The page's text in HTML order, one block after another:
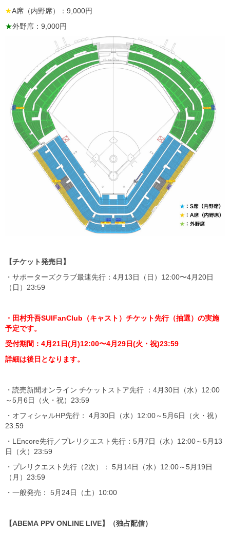
★A席（内野席）：9,000円
★外野席：9,000円
【チケット発売日】
・サポーターズクラブ最速先行：4月13日（日）12:00〜4月20日
（日）23:59
・田村升吾SUIFanClub（キャスト）チケット先行（抽選）の実施
予定です。
受付期間：4月21日(月)12:00〜4月29日(火・祝)23:59
詳細は後日となります。
・読売新聞オンライン チケットストア先行 ：4月30日（水）12:00
～5月6日（火・祝）23:59
・オフィシャルHP先行： 4月30日（水）12:00～5月6日（火・祝）
23:59
・LEncore先行／プレリクエスト先行：5月7日（水）12:00～5月13
日（火）23:59
・プレリクエスト先行（2次）： 5月14日（水）12:00～5月19日
（月）23:59
・一般発売： 5月24日（土）10:00
【ABEMA PPV ONLINE LIVE】（独占配信）